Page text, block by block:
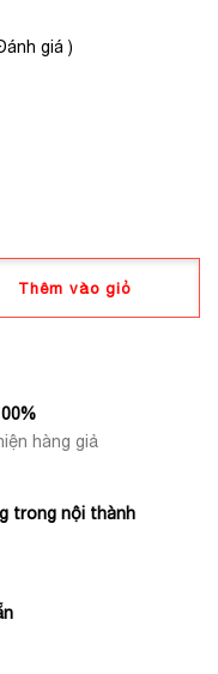
giá )
Thêm vào giỏ
hàng giả
trong nội thành